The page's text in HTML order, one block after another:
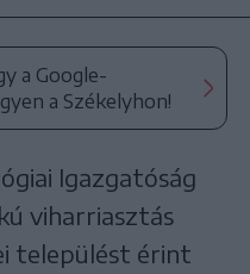
a Google-
a Székelyhon!
Igazgatóság
viharriasztás
települést érint